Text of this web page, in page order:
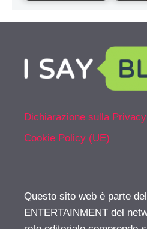
Dichiarazione sulla
Cookie Policy (UE)
Questo sito web è parte
ENTERTAINMENT del